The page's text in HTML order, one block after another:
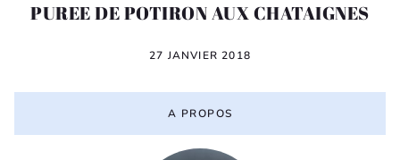
PUREE DE POTIRON AUX CHATAIGNES
27 JANVIER 2018
A PROPOS